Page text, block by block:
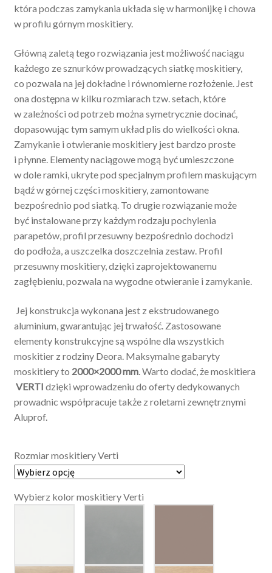
która podczas zamykania układa się w harmonijkę i chowa
w profilu górnym moskitiery.
Główną zaletą tego rozwiązania jest możliwość naciągu
każdego ze sznurków prowadzących siatkę moskitiery,
co pozwala na jej dokładne i równomierne rozłożenie. Jest
ona dostępna w kilku rozmiarach tzw. setach, które
w zależności od potrzeb można symetrycznie docinać,
dopasowując tym samym układ plis do wielkości okna.
Zamykanie i otwieranie moskitiery jest bardzo proste
i płynne. Elementy naciągowe mogą być umieszczone
w dole ramki, ukryte pod specjalnym profilem maskującym
bądź w górnej części moskitiery, zamontowane
bezpośrednio pod siatką. To drugie rozwiązanie może
być instalowane przy każdym rodzaju pochylenia
parapetów, profil przesuwny bezpośrednio dochodzi
do podłoża, a uszczelka doszczelnia zestaw. Profil
przesuwny moskitiery, dzięki zaprojektowanemu
zagłębieniu, pozwala na wygodne otwieranie i zamykanie.
Jej konstrukcja wykonana jest z ekstrudowanego
aluminium, gwarantując jej trwałość. Zastosowane
elementy konstrukcyjne są wspólne dla wszystkich
moskitier z rodziny Deora. Maksymalne gabaryty
moskitiery to 2000×2000 mm. Warto dodać, że moskitiera
VERTI dzięki wprowadzeniu do oferty dedykowanych
prowadnic współpracuje także z roletami zewnętrznymi
Aluprof.
Rozmiar moskitiery Verti
Wybierz kolor moskitiery Verti